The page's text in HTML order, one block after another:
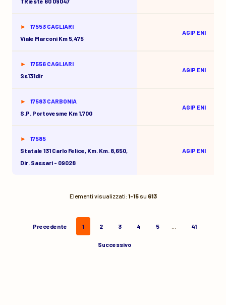
17553 CAGLIARI
Viale Marconi Km 5,475
AGIP ENI
17556 CAGLIARI
Ss131dir
AGIP ENI
17583 CARBONIA
S.p. Portovesme Km 1,700
AGIP ENI
17585
Statale 131 Carlo Felice, Km. Km. 8,650,
Dir. Sassari - 09028
AGIP ENI
Elementi visualizzati: 1-15su 613
Precedente 1 2 3 4 5 41
Successivo